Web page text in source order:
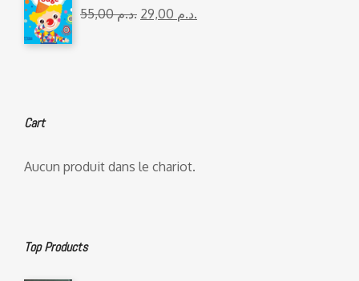
55,00
د.م. 29,00 د.م.
Cart
Aucun produit dans le chariot.
Top Products